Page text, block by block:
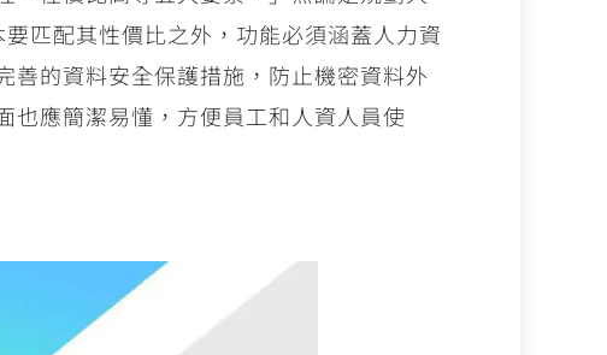
匹配其性價比之外，功能必須涵蓋人力資
善的資料安全保護措施，防止機密資料外
也應簡潔易懂，方便員工和人資人員使